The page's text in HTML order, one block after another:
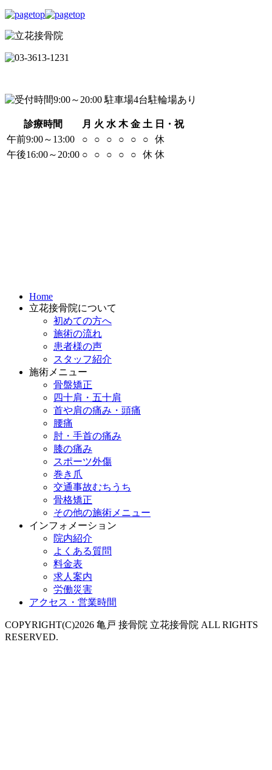
診療時間 月 火 水 木 金 土 日・祝
午前9:00～13:00
○ ○ ○ ○ ○ ○
休
午後16:00～20:00 ○ ○ ○ ○ ○ 休 休
Home
立花接骨院について
初めての方へ
施術の流れ
患者様の声
スタッフ紹介
施術メニュー
骨盤矯正
四十肩・五十肩
首や肩の痛み・頭痛
腰痛
肘・手首の痛み
膝の痛み
スポーツ外傷
巻き爪
交通事故むちうち
骨格矯正
その他の施術メニュー
インフォメーション
院内紹介
よくある質問
料金表
求人案内
労働災害
アクセス・営業時間
COPYRIGHT(C)2026 亀戸 接骨院 立花接骨院 ALL RIGHTS
RESERVED.